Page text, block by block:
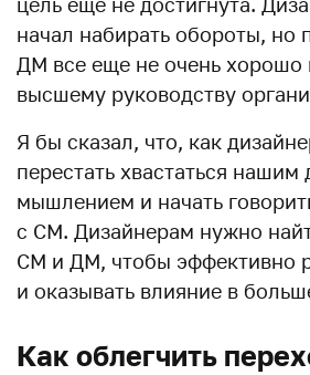
начал набирать обороты, но
ДМ все еще не очень хорошо
высшему руководству
Я бы сказал, что, как
перестать хвастаться нашим
мышлением и начать
с СМ. Дизайнерам нужно
СМ и ДМ, чтобы эффективно
и оказывать влияние в
Как облегчить